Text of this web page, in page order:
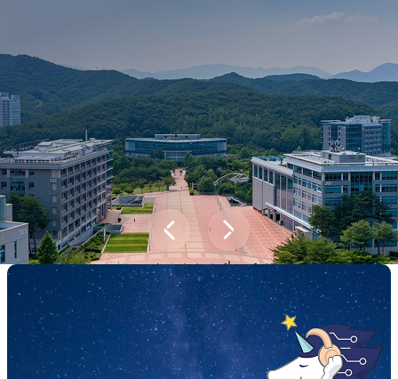
새내기학부에서
전공탐색 프로그램을 통해 나에게 맞는 최
적의 전공을 찾아보세요.